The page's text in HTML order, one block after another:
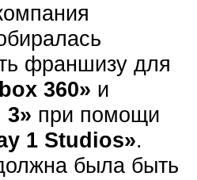
франшизу для
360» и
3» при помощи
1 Studios».
была быть